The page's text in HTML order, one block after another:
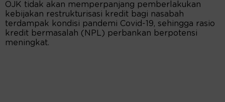
OJK tidak akan memperpanjang pemberlakukan
kebijakan restrukturisasi kredit bagi nasabah
terdampak kondisi pandemi Covid-19, sehingga rasio
kredit bermasalah (NPL) perbankan berpotensi
meningkat.